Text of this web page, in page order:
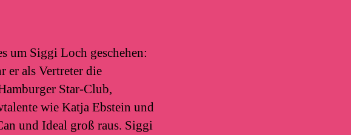
um Siggi Loch geschehen:
er als Vertreter die
Star-Club,
wie Katja Ebstein und
und Ideal groß raus. Siggi